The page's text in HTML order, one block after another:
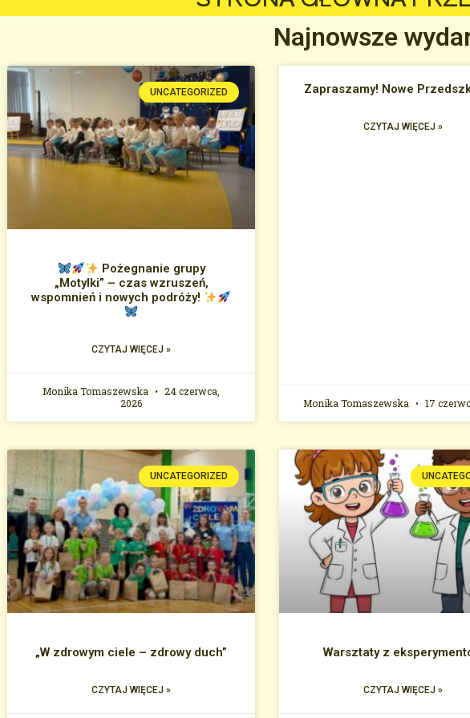
Najnowsze
UNCATEGORIZED
Pożegnanie grupy
„Motylki” – czas wzruszeń,
wspomnień i nowych podróży!
CZYTAJ WIĘCEJ »
Monika Tomaszewska
24 czerwca,
2026
Zapraszamy! Nowe
CZYTAJ WIĘCEJ »
Monika Tomaszewska 17
UNCATEGORIZED
„W zdrowym ciele – zdrowy duch”
CZYTAJ WIĘCEJ »
Warsztaty z
CZYTAJ WIĘCEJ »